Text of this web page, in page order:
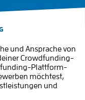
und Ansprache von
Crowdfunding-
Plattform-
möchtest,
und